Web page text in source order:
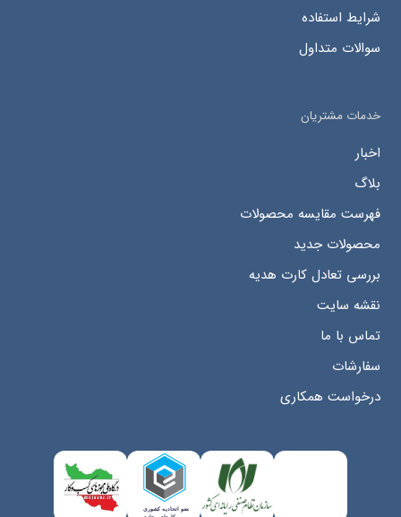
شرایط استفاده
سوالات متداول
خدمات مشتریان
اخبار
بلاگ
فهرست مقایسه محصولات
محصولات جدید
بررسی تعادل کارت هدیه
نقشه سایت
تماس با ما
سفارشات
درخواست همکاری